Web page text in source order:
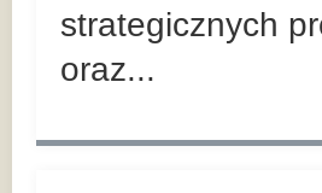
strategicznych
oraz...